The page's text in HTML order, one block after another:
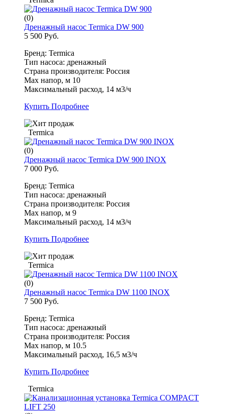
(0)
Дренажный насос Termica DW 900
5 500 Руб.
Бренд: Termica
Тип насоса: дренажный
Страна производителя: Россия
Max напор, м 10
Максимальный расход, 14 м3/ч
Купить Подробнее
Termica
(0)
Дренажный насос Termica DW 900 INOX
7 000 Руб.
Бренд: Termica
Тип насоса: дренажный
Страна производителя: Россия
Max напор, м 9
Максимальный расход, 14 м3/ч
Купить Подробнее
Termica
(0)
Дренажный насос Termica DW 1100 INOX
7 500 Руб.
Бренд: Termica
Тип насоса: дренажный
Страна производителя: Россия
Max напор, м 10.5
Максимальный расход, 16,5 м3/ч
Купить Подробнее
Termica